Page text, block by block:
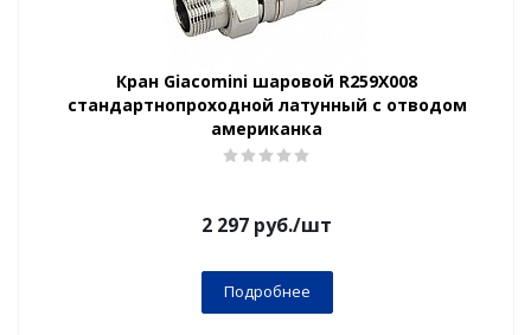
Кран Giacomini шаровой R259X008
стандартнопроходной латунный с отводом
американка
2 297 руб./шт
Подробнее